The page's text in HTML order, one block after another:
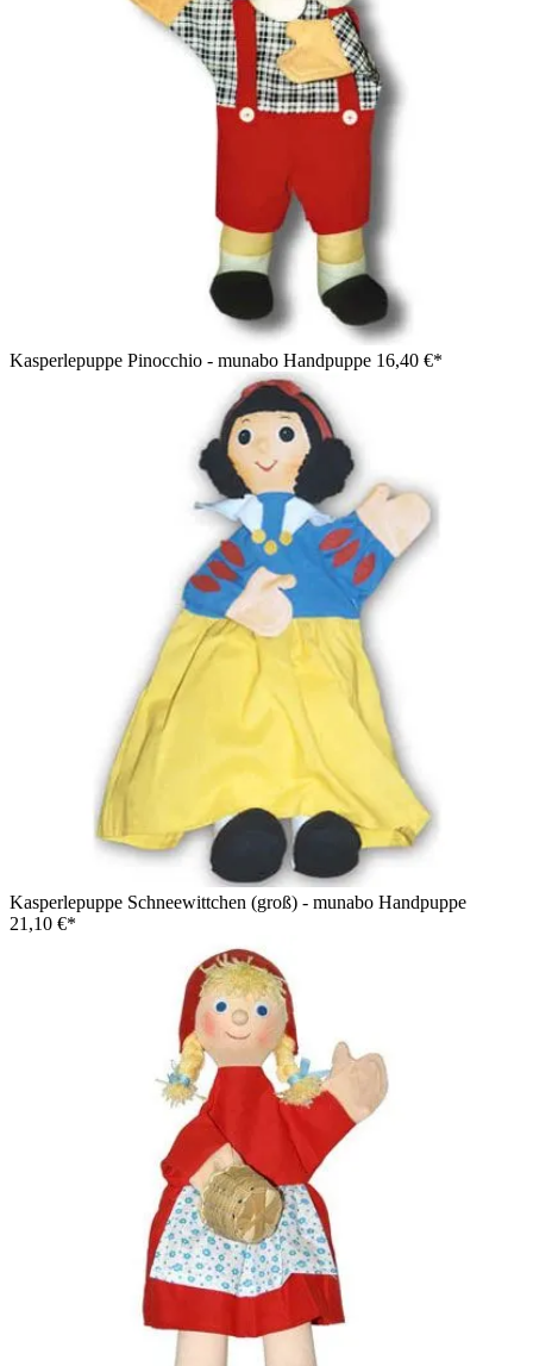
Kasperlepuppe Pinocchio - munabo Handpuppe 16,40 €*
Kasperlepuppe Schneewittchen (groß) - munabo Handpuppe
21,10 €*